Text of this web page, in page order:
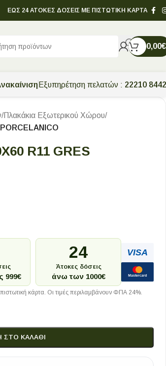
ΕΩΣ 24 ΑΤΟΚΕΣ ΔΟΣΕΙΣ ΜΕ ΠΙΣΤΩΤΙΚΗ ΚΑΡΤΑ
0,00€
Εξυπηρέτηση πελατών : 22210
/Πλακάκια Εξωτερικού Χώρου/
R11 GRES
999€
24
Άτοκες δόσεις
άνω των 1000€
VISA
Mastercard
κάρτα. Οι τιμές περιλαμβάνουν ΦΠΑ 24%.
ΣΤΟ ΚΑΛΆΘΙ